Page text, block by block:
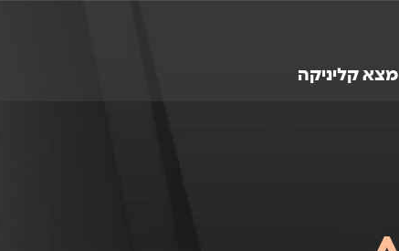
מצא קליניקה